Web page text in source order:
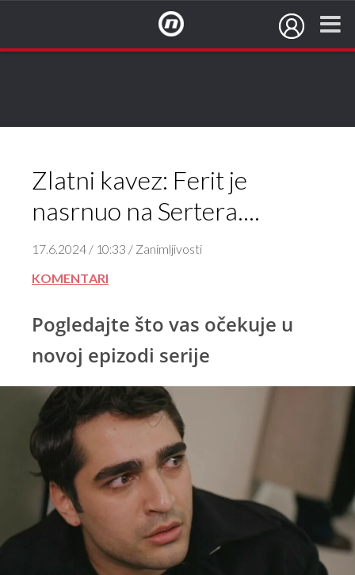
Zlatni kavez: Ferit je
nasrnuo na Sertera....
17.6.2024 / 10:33 / Zanimljivosti
KOMENTARI
Pogledajte što vas očekuje u
novoj epizodi serije